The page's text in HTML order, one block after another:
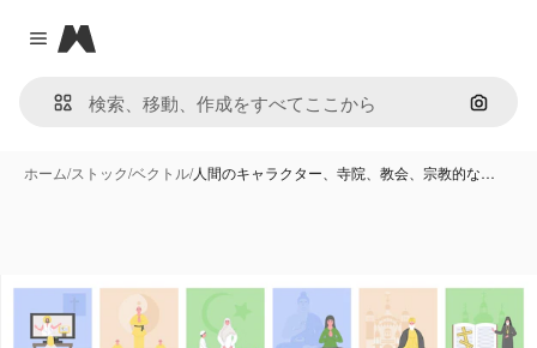
Close menu
Magnific
画像で
ホーム/ストック/ベクトル/人間のキャラクター、寺院、教会、宗教的な…